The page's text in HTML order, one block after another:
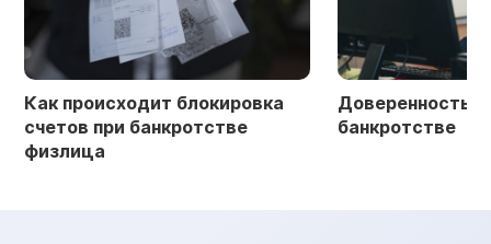
Как происходит блокировка
счетов при банкротстве
физлица
Доверенность
банкротстве